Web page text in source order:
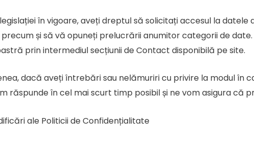
în vigoare, aveți dreptul să solicitați accesul la
și să vă opuneți prelucrării anumitor categorii de
prin intermediul secțiunii de Contact disponibilă pe site.
dacă aveți întrebări sau nelămuriri cu privire la modul în
răspunde în cel mai scurt timp posibil și ne vom asigura că
ale Politicii de Confidențialitate